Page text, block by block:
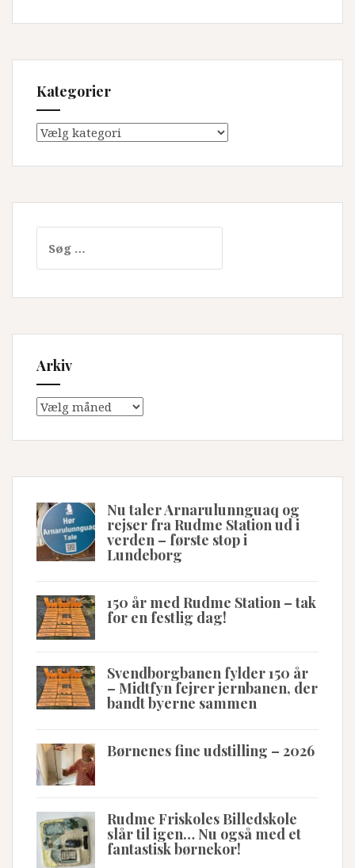
Kategorier
Kategorier
efter:
Arkiv
Arkiv
Nu taler Arnarulunnguaq og
rejser fra Rudme Station ud i
verden – første stop i
Lundeborg
150 år med Rudme Station – tak
for en festlig dag!
Svendborgbanen fylder 150 år
– Midtfyn fejrer jernbanen, der
bandt byerne sammen
Børnenes fine udstilling – 2026
Rudme Friskoles Billedskole
slår til igen… Nu også med et
fantastisk børnekor!